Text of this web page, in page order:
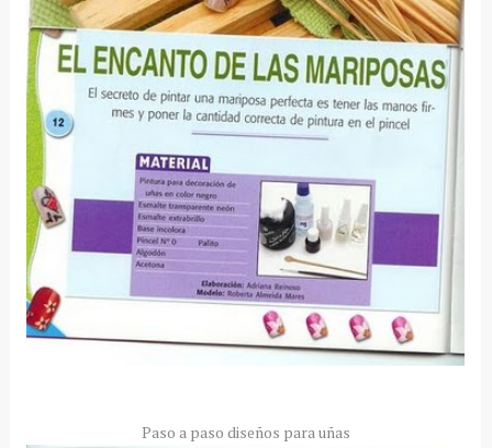
Paso a paso diseños para uñas